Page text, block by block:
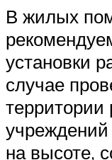
В жилых
установки
случае
территории
учреждений
на высоте,